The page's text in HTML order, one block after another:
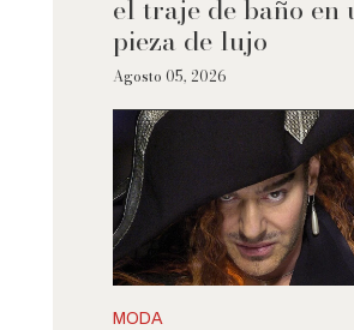
el traje de baño en
pieza de lujo
Agosto 05, 2026
MODA